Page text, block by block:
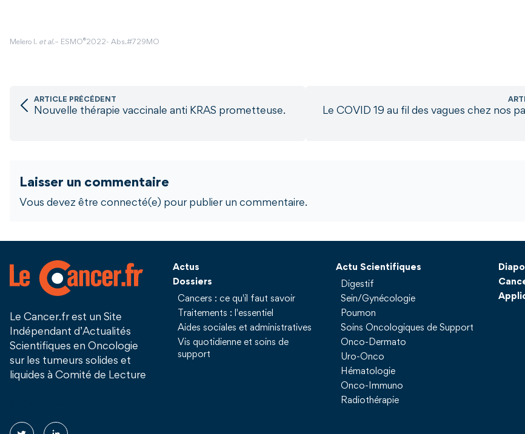
Melero I. et al.– ESMO®2022- Abs.#729MO
ARTICLE PRÉCÉDENT
Nouvelle thérapie vaccinale anti KRAS prometteuse.
Le COVID 19 au fil des vagues chez nos
Laisser un commentaire
Vous devez être connecté(e) pour publier un commentaire.
Le Cancer.fr est un Site
Indépendant d’Actualités
Scientifiques en Oncologie
sur les tumeurs solides et
liquides à Comité de Lecture
Actus
Dossiers
Cancers : ce qu'il faut savoir
Traitements : l'essentiel
Aides sociales et administratives
Vis quotidienne et soins de
support
Actu Scientifiques
Digestif
Sein/Gynécologie
Poumon
Soins Oncologiques de Support
Onco-Dermato
Uro-Onco
Hématologie
Onco-Immuno
Radiothérapie